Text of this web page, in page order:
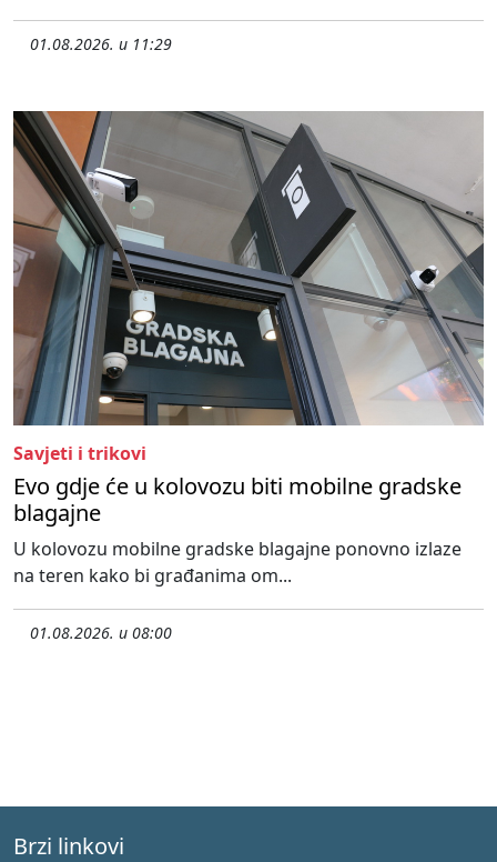
01.08.2026. u 11:29
Savjeti i trikovi
Evo gdje će u kolovozu biti mobilne gradske
blagajne
U kolovozu mobilne gradske blagajne ponovno izlaze
na teren kako bi građanima om...
01.08.2026. u 08:00
Brzi linkovi